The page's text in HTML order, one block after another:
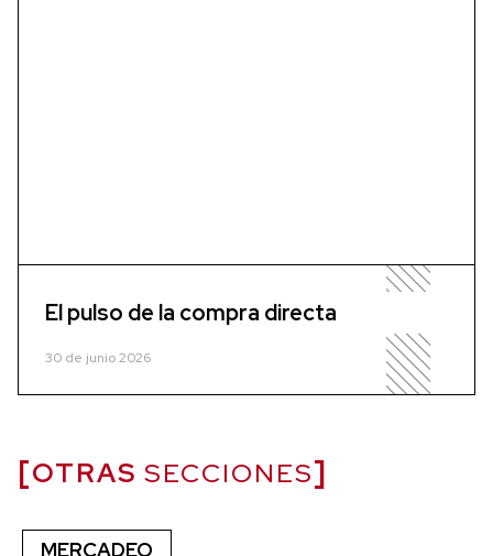
El pulso de la compra directa
30 de junio 2026
OTRAS SECCIONES
MERCADEO